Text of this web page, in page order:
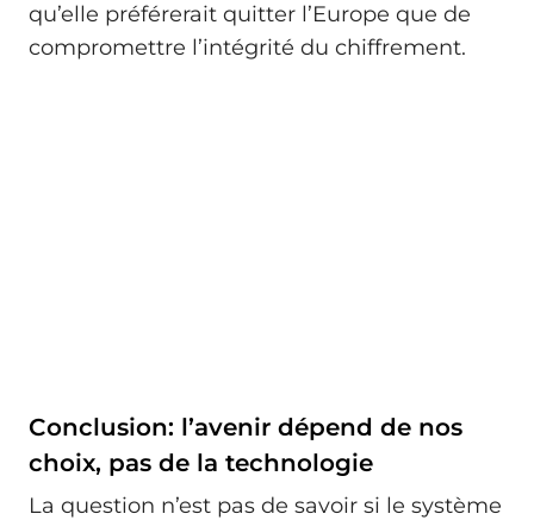
qu’elle préférerait quitter l’Europe que de
compromettre l’intégrité du chiffrement.
Conclusion: l’avenir dépend de nos
choix, pas de la technologie
La question n’est pas de savoir si le système